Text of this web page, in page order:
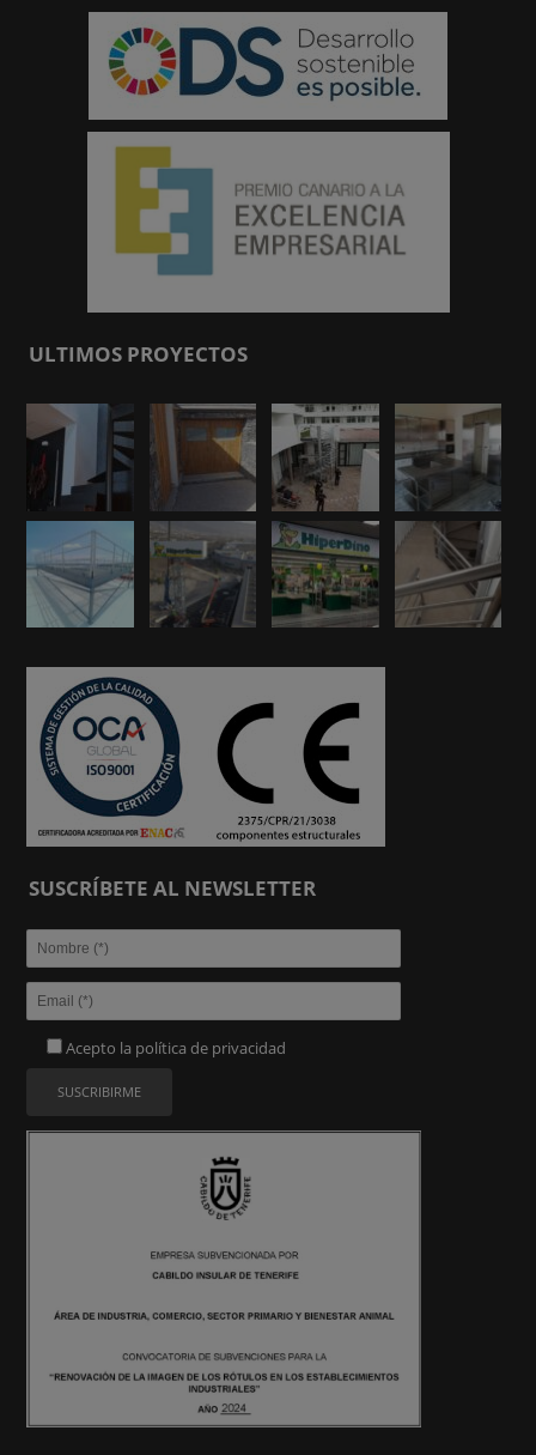
ULTIMOS PROYECTOS
SUSCRÍBETE AL NEWSLETTER
Acepto la política de privacidad